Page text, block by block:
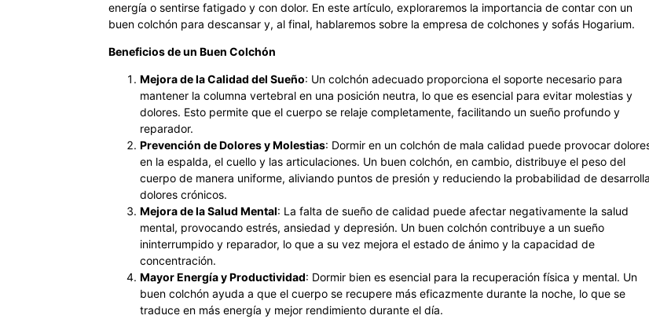
energía o sentirse fatigado y con dolor. En este artículo, exploraremos la importancia de contar con un
buen colchón para descansar y, al final, hablaremos sobre la empresa de colchones y sofás Hogarium.
Beneficios de un Buen Colchón
Mejora de la Calidad del Sueño: Un colchón adecuado proporciona el soporte necesario para
mantener la columna vertebral en una posición neutra, lo que es esencial para evitar molestias y
dolores. Esto permite que el cuerpo se relaje completamente, facilitando un sueño profundo y
reparador.
Prevención de Dolores y Molestias: Dormir en un colchón de mala calidad puede provocar
en la espalda, el cuello y las articulaciones. Un buen colchón, en cambio, distribuye el peso del
cuerpo de manera uniforme, aliviando puntos de presión y reduciendo la probabilidad de
dolores crónicos.
Mejora de la Salud Mental: La falta de sueño de calidad puede afectar negativamente la salud
mental, provocando estrés, ansiedad y depresión. Un buen colchón contribuye a un sueño
ininterrumpido y reparador, lo que a su vez mejora el estado de ánimo y la capacidad de
concentración.
Mayor Energía y Productividad: Dormir bien es esencial para la recuperación física y mental. Un
buen colchón ayuda a que el cuerpo se recupere más eficazmente durante la noche, lo que se
traduce en más energía y mejor rendimiento durante el día.